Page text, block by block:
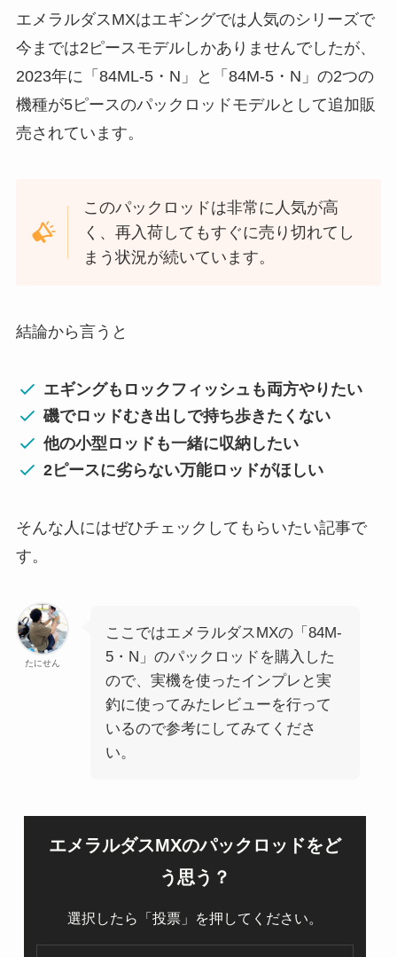
エメラルダスMXはエギングでは人気のシリーズで
今までは2ピースモデルしかありませんでしたが、
2023年に「84ML-5・N」と「84M-5・N」の2つの
機種が5ピースのパックロッドモデルとして追加販
売されています。
このパックロッドは非常に人気が高
く、再入荷してもすぐに売り切れてし
まう状況が続いています。
結論から言うと
エギングもロックフィッシュも両方やりたい
磯でロッドむき出しで持ち歩きたくない
他の小型ロッドも一緒に収納したい
2ピースに劣らない万能ロッドがほしい
そんな人にはぜひチェックしてもらいたい記事で
す。
たにせん
ここではエメラルダスMXの「84M-
5・N」のパックロッドを購入した
ので、実機を使ったインプレと実
釣に使ってみたレビューを行って
いるので参考にしてみてくださ
い。
エメラルダスMXのパックロッドをど
う思う？
選択したら「投票」を押してください。